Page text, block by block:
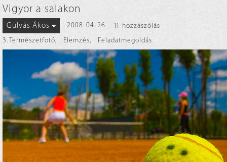
Vigyor a salakon
Gulyás Ákos 2008. 04. 26.
11 hozzászólás
3. Természetfotó, Elemzés, Feladatmegoldás